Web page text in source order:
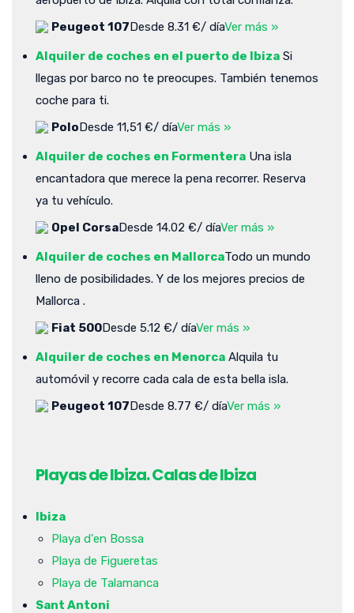
Peugeot 107Desde 8.31 €/ díaVer más »
Alquiler de coches en el puerto de Ibiza Si
llegas por barco no te preocupes. También tenemos
coche para ti.
PoloDesde 11,51 €/ díaVer más »
Alquiler de coches en Formentera Una isla
encantadora que merece la pena recorrer. Reserva
ya tu vehículo.
Opel CorsaDesde 14.02 €/ díaVer más »
Alquiler de coches en MallorcaTodo un mundo
lleno de posibilidades. Y de los mejores precios de
Mallorca .
Fiat 500Desde 5.12 €/ díaVer más »
Alquiler de coches en Menorca Alquila tu
automóvil y recorre cada cala de esta bella isla.
Peugeot 107Desde 8.77 €/ díaVer más »
Playas de Ibiza. Calas de Ibiza
Ibiza
Playa d'en Bossa
Playa de Figueretas
Playa de Talamanca
Sant Antoni